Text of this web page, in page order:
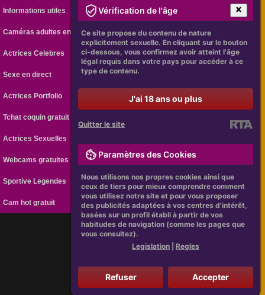
Informations utiles
Caméras adultes en ligne
Actrices Celebres
Sexe en direct
Actrices Portfolio
Tchat coquin gratuit
Actrices Sexuelles
Webcams gratuites
Sportive Legendes
Cam hot gratuit
]
Vérification de l'âge
Ce site propose du contenu de nature
explicitement sexuelle. En cliquant sur le bouton
ci-dessous, vous confirmez avoir atteint l'âge
légal requis dans votre pays pour accéder à ce
type de contenu.
J'ai 18 ans ou plus
Quitter le site
Paramètres des Cookies
Nous utilisons nos propres cookies ainsi que
ceux de tiers pour mieux comprendre comment
vous utilisez notre site et pour vous proposer
des publicités adaptées à vos centres d'intérêt,
basées sur un profil établi à partir de vos
habitudes de navigation (comme les pages que
vous consultez).
Legislation
Regles
Refuser Accepter